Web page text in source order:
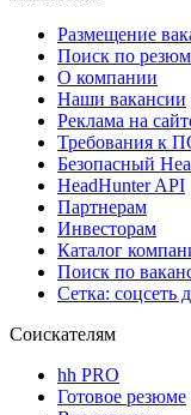
Размещение
Поиск по
О компании
Наши вакансии
Реклама на
Требования к
Безопасный
HeadHunter API
Партнерам
Инвесторам
Каталог
Поиск по
Сетка: соцсеть
Соискателям
hh PRO
Готовое резюме